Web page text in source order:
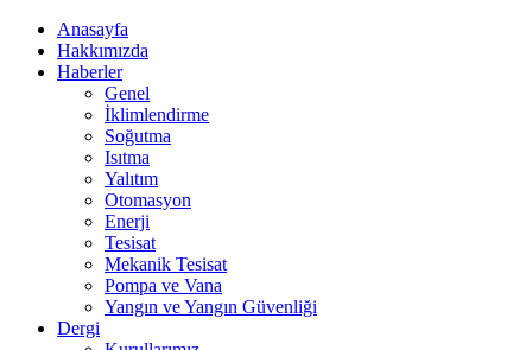
Anasayfa
Hakkımızda
Haberler
Genel
İklimlendirme
Soğutma
Isıtma
Yalıtım
Otomasyon
Enerji
Tesisat
Mekanik Tesisat
Pompa ve Vana
Yangın ve Yangın Güvenliği
Dergi